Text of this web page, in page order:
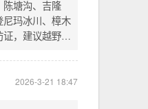
转换才能用
好了后直接任
值得纪念。
2026-3-23 15:03
塘沟、吉隆
玛冰川、樟木
，建议越野